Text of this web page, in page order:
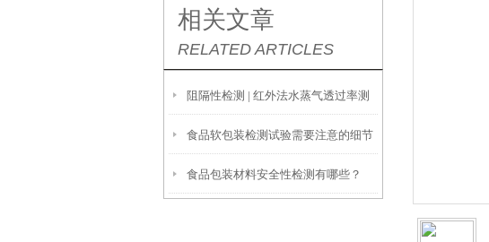
相关文章
RELATED ARTICLES
阻隔性检测 | 红外法水蒸气透过率测
定仪 W413 2.0
食品软包装检测试验需要注意的细节
食品包装材料安全性检测有哪些？